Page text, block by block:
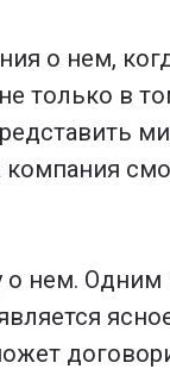
о нем,
только в
о нем. Одним